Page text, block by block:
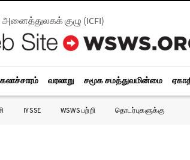
குழு (ICFI)
வரலாறு சமூக சமத்துவமின்மை
IYSSE WSWS பற்றி தொடர்புகளுக்கு